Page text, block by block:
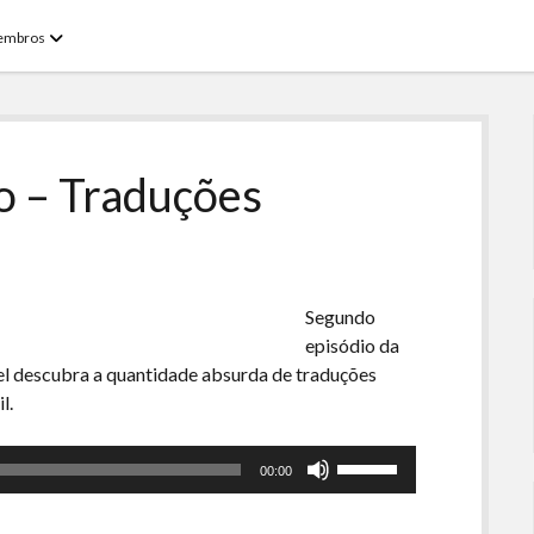
open
– Traduções
Segundo
episódio da
descubra a quantidade absurda de traduções
00:00